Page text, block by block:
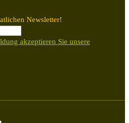
Newsletter!
akzeptieren Sie unsere